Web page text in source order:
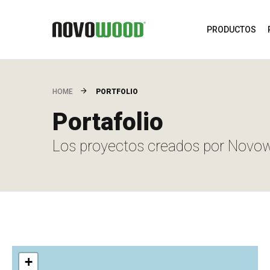
PRODUCTOS
HOME PORTFOLIO
Portafolio
Los proyectos creados por
+